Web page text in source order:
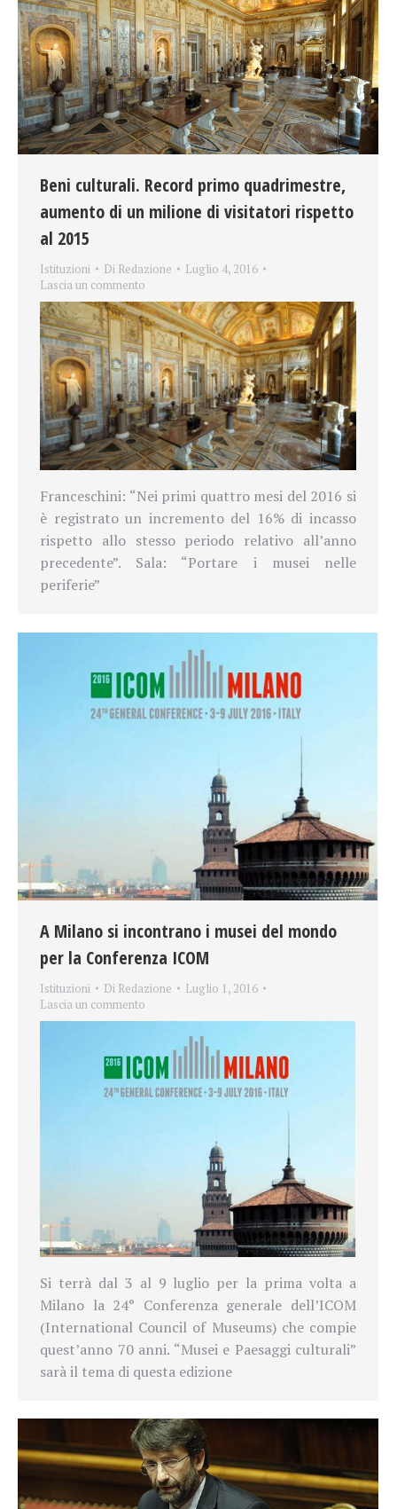
Beni culturali. Record primo quadrimestre,
aumento di un milione di visitatori rispetto
al 2015
Istituzioni Di Redazione
Luglio 4, 2016
Lascia un commento
Franceschini: “Nei primi quattro mesi del 2016 si
è registrato un incremento del 16% di incasso
rispetto allo stesso periodo relativo all’anno
precedente”. Sala: “Portare i musei nelle
periferie”
A Milano si incontrano i musei del mondo
per la Conferenza ICOM
Istituzioni Di Redazione
Luglio 1, 2016
Lascia un commento
Si terrà dal 3 al 9 luglio per la prima volta a
Milano la 24° Conferenza generale dell’ICOM
(International Council of Museums) che compie
quest’anno 70 anni. “Musei e Paesaggi culturali”
sarà il tema di questa edizione